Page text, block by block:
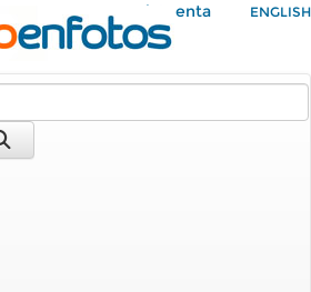
Mi Cuenta ENGLISH